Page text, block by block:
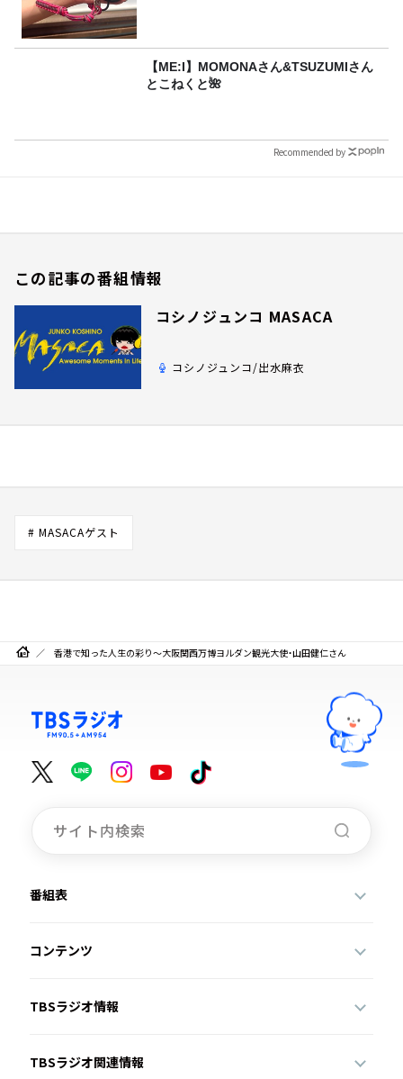
【ME:I】MOMONAさん&TSUZUMIさん
とこねくと🌺
Recommended by
この記事の番組情報
コシノジュンコ MASACA
コシノジュンコ/出水麻衣
# MASACAゲスト
香港で知った人生の彩り～大阪関西万博ヨルダン観光大使・山田健仁さん
番組表
コンテンツ
TBSラジオ情報
TBSラジオ関連情報